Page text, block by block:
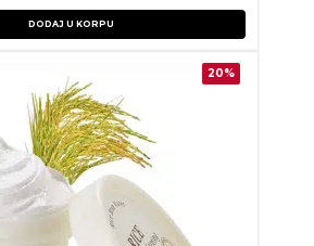
DODAJ U KORPU
20%